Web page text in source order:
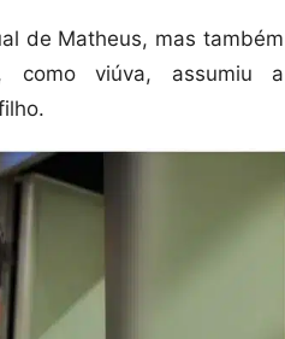
de Matheus, mas também
viúva, assumiu a